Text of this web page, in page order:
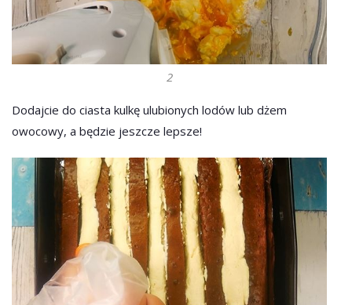
2
Dodajcie do ciasta kulkę ulubionych lodów lub dżem
owocowy, a będzie jeszcze lepsze!